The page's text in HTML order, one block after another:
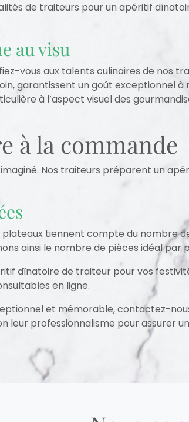
de traiteurs pour un apéritif
au visu
vous aux talents culinaires de nos
garantissent un goût exceptionnel à
à l’aspect visuel des
à la commande
Nos traiteurs préparent un
tiennent compte du nombre
ainsi le nombre de pièces idéal par
dînatoire de traiteur pour vos
en ligne.
et mémorable, contactez-
professionnalisme pour assurer